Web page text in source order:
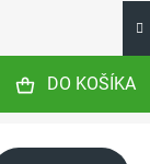
DO KOŠÍKA